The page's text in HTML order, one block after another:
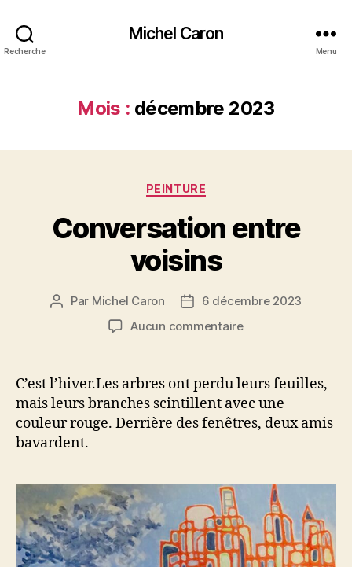
Recherche
Michel Caron
Menu
Mois : décembre 2023
Catégories
PEINTURE
Conversation entre
voisins
Auteur
Par Michel Caron
Date6 décembre 2023
Aucun commentairesur
voisins
C’est l’hiver.Les arbres ont perdu leurs feuilles,
mais leurs branches scintillent avec une
couleur rouge. Derrière des fenêtres, deux amis
bavardent.